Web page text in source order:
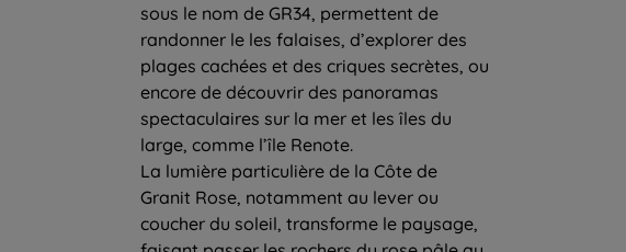
sous le nom de GR34, permettent de
randonner le les falaises, d’explorer des
plages cachées et des criques secrètes, ou
encore de découvrir des panoramas
spectaculaires sur la mer et les îles du
large, comme l’île Renote.
La lumière particulière de la Côte de
Granit Rose, notamment au lever ou
coucher du soleil, transforme le paysage,